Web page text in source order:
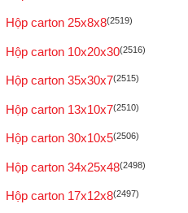
Hộp carton 25x8x8(2519)
Hộp carton 10x20x30(2516)
Hộp carton 35x30x7(2515)
Hộp carton 13x10x7(2510)
Hộp carton 30x10x5(2506)
Hộp carton 34x25x48(2498)
Hộp carton 17x12x8(2497)